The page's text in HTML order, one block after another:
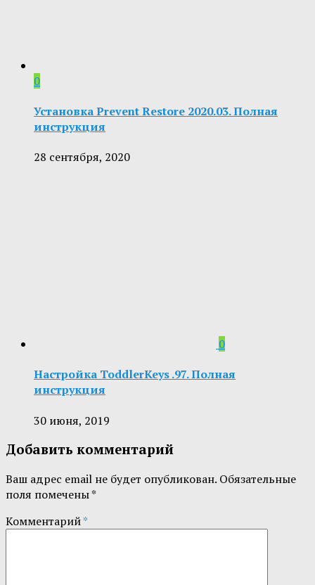
0
Установка Prevent Restore 2020.03. Полная
инструкция
28 сентября, 2020
0
Настройка ToddlerKeys .97. Полная
инструкция
30 июня, 2019
Добавить комментарий
Ваш адрес email не будет опубликован. Обязательные
поля помечены*
Комментарий*